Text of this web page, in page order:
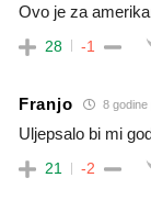
Ovo je za
28 -1
Franjo 8 godine
Uljepsalo bi mi
21 -2